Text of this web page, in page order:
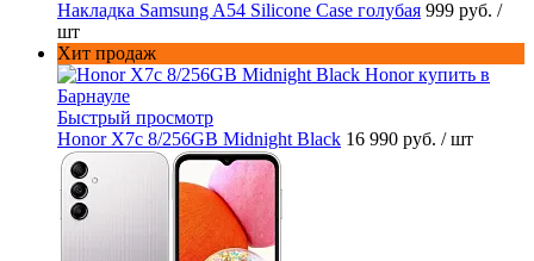
Накладка Samsung A54 Silicone Case голубая 999 руб. /
шт
Хит продаж
Быстрый просмотр
Honor X7c 8/256GB Midnight Black 16 990 руб. / шт